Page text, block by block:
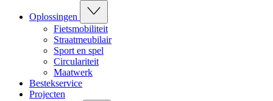
Oplossingen
Fietsmobiliteit
Straatmeubilair
Sport en spel
Circulariteit
Maatwerk
Bestekservice
Projecten